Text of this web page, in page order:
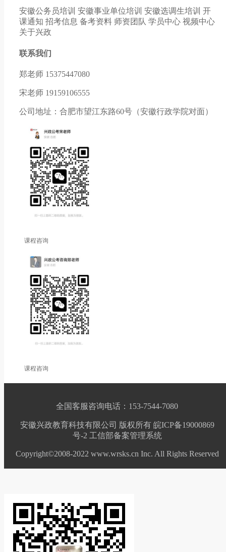
安徽公务员培训 安徽事业单位培训 安徽选调生培训 开
课通知 招考信息 备考资料 师资团队 学员中心 视频中心
关于兴政
联系我们
郑老师 15375447080
宋老师 19159106555
公司地址：合肥市望江东路60号（安徽行政学院对面）
课程咨询
课程咨询
全国客服咨询电话：153-7544-7080
安徽兴政教育科技有限公司 版权所有 皖ICP备19000869
号-2 工信部备案管理系统
Copyright©2008-2022 www.wrsks.cn Inc. All Rights Reserved